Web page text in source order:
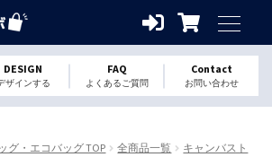
DESIGN
ザインする
FAQ
よくあるご質問
Contact
お問い合わせ
グ・エコバッグ TOP 全商品一覧
キャンバスト